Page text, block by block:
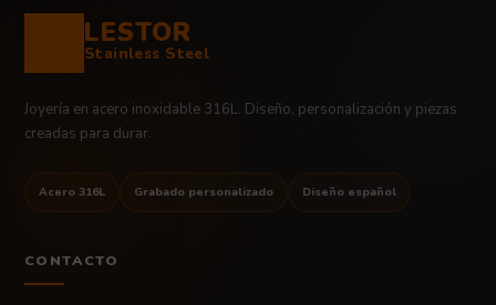
LESTOR
Stainless Steel
Joyería en acero inoxidable 316L. Diseño, personalización y piezas
creadas para durar.
Acero 316L Grabado personalizado Diseño español
CONTACTO